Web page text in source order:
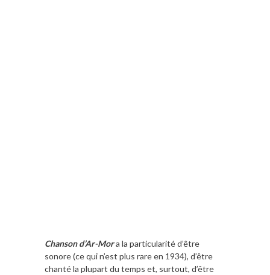
Chanson d’Ar-Mora la particularité d’être
sonore (ce qui n’est plus rare en 1934), d’être
chanté la plupart du temps et, surtout, d’être